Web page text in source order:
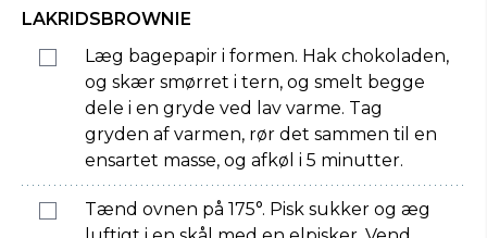
LAKRIDSBROWNIE
Læg bagepapir i formen. Hak chokoladen,
og skær smørret i tern, og smelt begge
dele i en gryde ved lav varme. Tag
gryden af varmen, rør det sammen til en
ensartet masse, og afkøl i 5 minutter.
Tænd ovnen på 175°. Pisk sukker og æg